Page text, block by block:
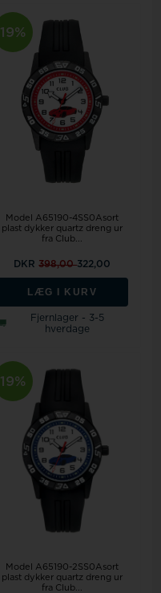
19%
Model A65190-4SS0Asort
plast dykker quartz dreng ur
fra Club...
DKR398,00322,00
LÆG I KURV
Fjernlager - 3-5
hverdage
19%
Model A65190-2SS0Asort
plast dykker quartz dreng ur
fra Club...